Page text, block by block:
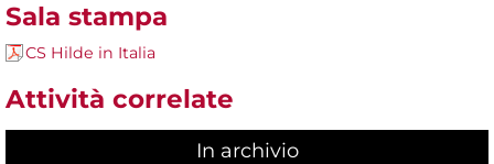
Sala stampa
CS Hilde in Italia
Attività correlate
In archivio